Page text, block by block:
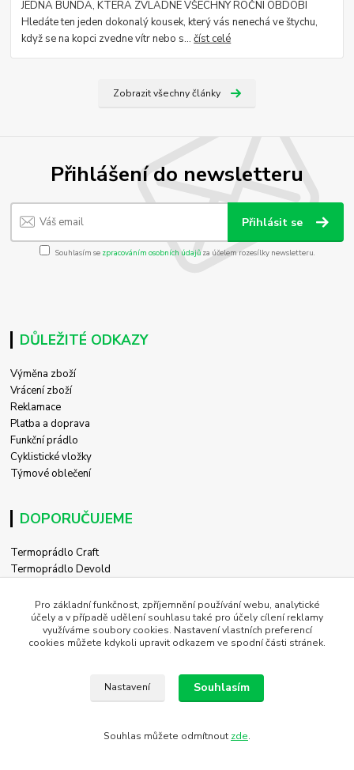
JEDNA BUNDA, KTERÁ ZVLÁDNE VŠECHNY ROČNÍ OBDOBÍ
Hledáte ten jeden dokonalý kousek, který vás nenechá ve štychu,
když se na kopci zvedne vítr nebo s...číst celé
Zobrazit všechny články
Přihlášení do newsletteru
Přihlásit se
Souhlasím se zpracováním osobních údajůza účelem rozesílky newsletteru.
DŮLEŽITÉ ODKAZY
Výměna zboží
Vrácení zboží
Reklamace
Platba a doprava
Funkční prádlo
Cyklistické vložky
Týmové oblečení
DOPORUČUJEME
Termoprádlo Craft
Termoprádlo Devold
Cyklistika Craft
Cyklistika Silvini
Cyklistika Alé
Pro základní funkčnost, zpříjemnění používání webu, analytické
účely a v případě udělení souhlasu také pro účely cílení reklamy
využíváme soubory cookies. Nastavení vlastních preferencí
cookies můžete kdykoli upravit odkazem ve spodní části stránek.
Nastavení Souhlasím
Souhlas můžete odmítnout zde.